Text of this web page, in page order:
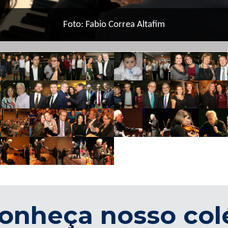
Foto: Fabio Correa Altafim
nosso